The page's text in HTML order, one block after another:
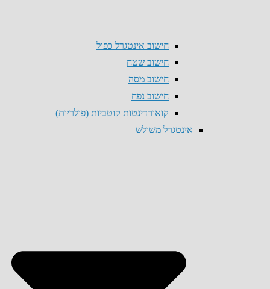
חישוב אינטגרל כפול
חישוב שטח
חישוב מסה
חישוב נפח
קואורדינטות קוטביות (פולריות)
אינטגרל משולש